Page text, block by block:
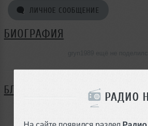
РАДИО
На сайте появился раздел Радио
ЛИЧНОЕ СООБЩЕНИЕ
БИОГРАФИЯ
БЛОГ